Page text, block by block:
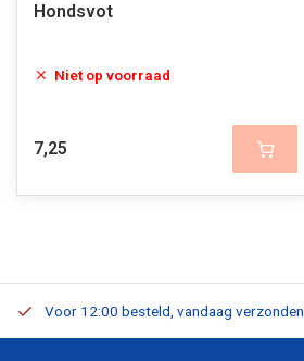
Hondsvot
Niet op voorraad
7,25
Voor 12:00 besteld, vandaag verzonden